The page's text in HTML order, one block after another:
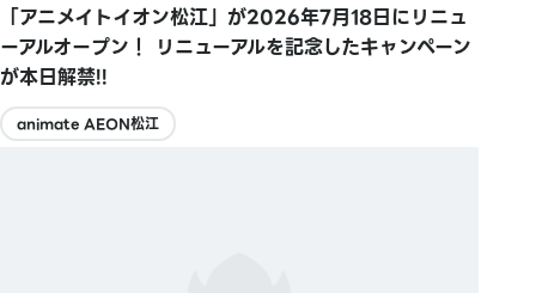
「アニメイトイオン松江」が2026年7月18日にリニュ
ーアルオープン！ リニューアルを記念したキャンペーン
が本日解禁!!
animate AEON松江